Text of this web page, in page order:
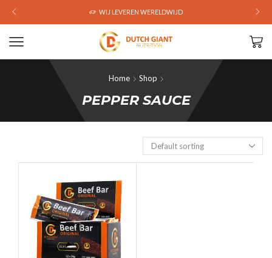
WIJ LEVEREN WERELDWIJD
Home Shop
PEPPER SAUCE